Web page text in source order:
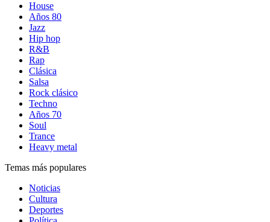
House
Años 80
Jazz
Hip hop
R&B
Rap
Clásica
Salsa
Rock clásico
Techno
Años 70
Soul
Trance
Heavy metal
Temas más populares
Noticias
Cultura
Deportes